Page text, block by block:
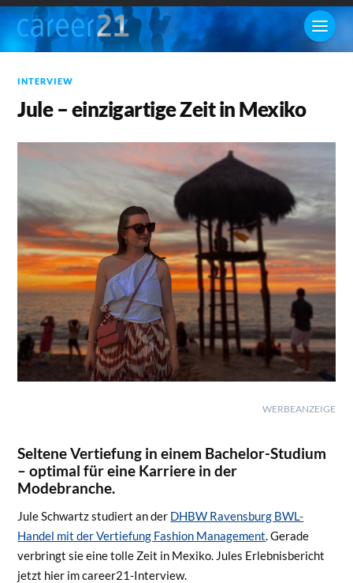
INTERVIEW
Jule – einzigartige Zeit in Mexiko
WERBEANZEIGE
Seltene Vertiefung in einem Bachelor-Studium
– optimal für eine Karriere in der
Modebranche.
Jule Schwartz studiert an der DHBW Ravensburg BWL-
Handel mit der Vertiefung Fashion Management. Gerade
verbringt sie eine tolle Zeit in Mexiko. Jules Erlebnisbericht
jetzt hier im career21-Interview.